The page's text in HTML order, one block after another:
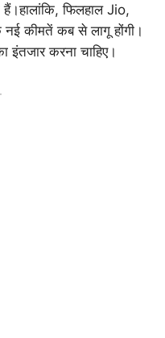
हैं।हालांकि, फिलहाल Jio,
कीमतें कब से लागू होंगी।
इंतजार करना चाहिए।